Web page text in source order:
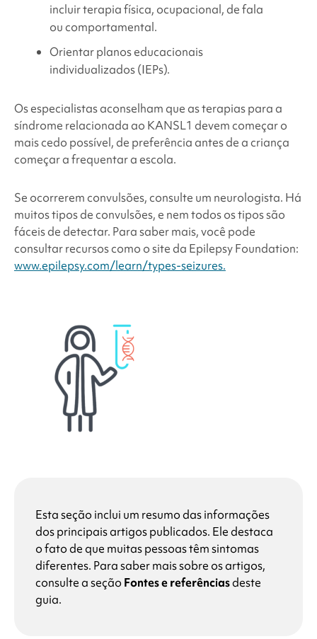
incluir terapia física, ocupacional, de fala
ou comportamental.
Orientar planos educacionais
individualizados (IEPs).
Os especialistas aconselham que as terapias para a
síndrome relacionada ao KANSL1 devem começar o
mais cedo possível, de preferência antes de a criança
começar a frequentar a escola.
Se ocorrerem convulsões, consulte um neurologista. Há
muitos tipos de convulsões, e nem todos os tipos são
fáceis de detectar. Para saber mais, você pode
consultar recursos como o site da Epilepsy Foundation:
www.epilepsy.com/learn/types-seizures.
Esta seção inclui um resumo das informações
dos principais artigos publicados. Ele destaca
o fato de que muitas pessoas têm sintomas
diferentes. Para saber mais sobre os artigos,
consulte a seção Fontes e referênciasdeste
guia.